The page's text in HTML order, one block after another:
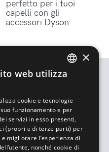
perfetto per i tuoi
capelli con gli
accessori Dyson
×
web utilizza
cookie e tecnologie
funzionamento e per
servizi in esso presenti,
(propri e di terze parti) per
migliorare l’esperienza di
nonché cookie di